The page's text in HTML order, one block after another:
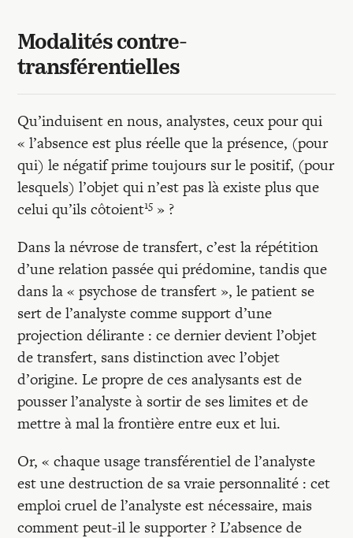
Modalités contre-
transférentielles
Qu’induisent en nous, analystes, ceux pour qui
« l’absence est plus réelle que la présence, (pour
qui) le négatif prime toujours sur le positif, (pour
lesquels) l’objet qui n’est pas là existe plus que
celui qu’ils côtoient15 » ?
Dans la névrose de transfert, c’est la répétition
d’une relation passée qui prédomine, tandis que
dans la « psychose de transfert », le patient se
sert de l’analyste comme support d’une
projection délirante : ce dernier devient l’objet
de transfert, sans distinction avec l’objet
d’origine. Le propre de ces analysants est de
pousser l’analyste à sortir de ses limites et de
mettre à mal la frontière entre eux et lui.
Or, « chaque usage transférentiel de l’analyste
est une destruction de sa vraie personnalité : cet
emploi cruel de l’analyste est nécessaire, mais
comment peut-il le supporter ? L’absence de